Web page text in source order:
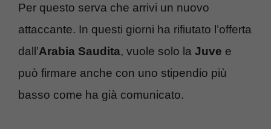
Per questo serva che arrivi un nuovo
attaccante. In questi giorni ha rifiutato l’offerta
dall’Arabia Saudita, vuole solo la Juve e
può firmare anche con uno stipendio più
basso come ha già comunicato.